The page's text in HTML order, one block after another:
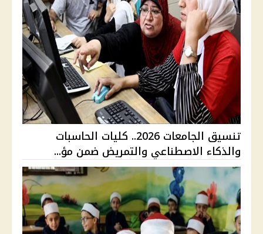
تنسيق الجامعات 2026.. كليات الحاسبات
والذكاء الاصطناعي والتمريض ضمن مؤ...